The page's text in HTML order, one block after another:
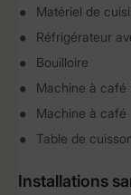
Matériel de
Réfrigérateur
Bouilloire
Machine à café
Machine à café
Table de
Installations